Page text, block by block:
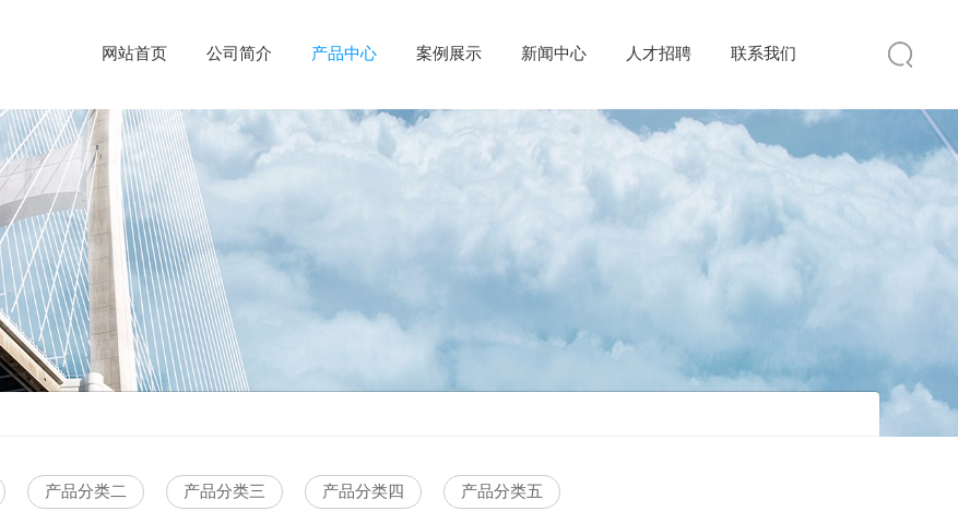
网站首页 公司简介 产品中心 案例展示 新闻中心 人才招聘 联系我们
产品分类二 产品分类三 产品分类四 产品分类五